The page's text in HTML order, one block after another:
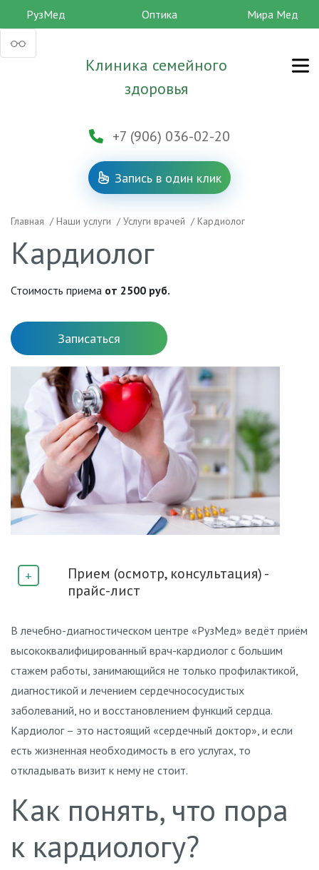
РузМед Оптика Мира Мед
Клиника семейного
здоровья
+7 (906) 036-02-20
Запись в один клик
Главная /Наши услуги /Услуги врачей /Кардиолог
Кардиолог
Стоимость приема от 2500 руб.
Записаться
Прием (осмотр, консультация) -
прайс-лист
В лечебно-диагностическом центре «РузМед» ведёт приём
высококвалифицированный врач-кардиолог с большим
стажем работы, занимающийся не только профилактикой,
диагностикой и лечением сердечнососудистых
заболеваний, но и восстановлением функций сердца.
Кардиолог – это настоящий «сердечный доктор», и если
есть жизненная необходимость в его услугах, то
откладывать визит к нему не стоит.
Как понять, что пора
к кардиологу?